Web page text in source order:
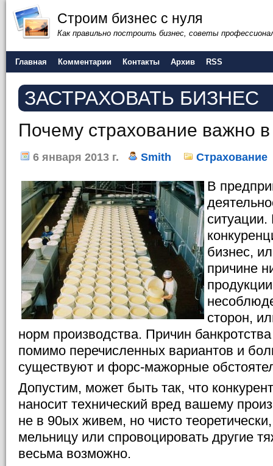
Строим бизнес с нуля
Как правильно построить бизнес, советы
Главная Комментарии Контакты Архив RSS
ЗАСТРАХОВАТЬ БИЗНЕС
Почему страхование важно
6 января 2013 г. Smith Страхование
В
ситуации.
бизнес,
причине
сторон,
норм производства. Причин
помимо перечисленных вариантов и
существуют и форс-мажорные
Допустим, может быть так, что
наносит технический вред вашему
не в 90ых живем, но чисто
мельницу или спровоцировать другие
весьма возможно.